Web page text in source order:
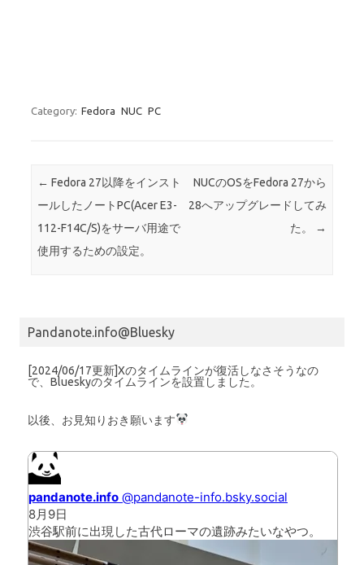
Category: Fedora NUC PC
Post navigation
← Fedora 27以降をインスト
ールしたノートPC(Acer E3-
112-F14C/S)をサーバ用途で
使用するための設定。
NUCのOSをFedora 27から
28へアップグレードしてみ
た。
→
Pandanote.info@Bluesky
[2024/06/17更新]Xのタイムラインが復活しなさそうなの
で、Blueskyのタイムラインを設置しました。
以後、お見知りおき願います